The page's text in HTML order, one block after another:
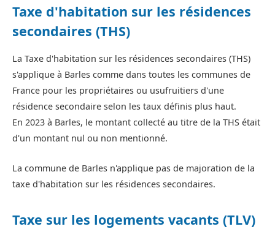
Taxe d'habitation sur les résidences
secondaires (THS)
La Taxe d'habitation sur les résidences secondaires (THS)
s'applique à Barles comme dans toutes les communes de
France pour les propriétaires ou usufruitiers d'une
résidence secondaire selon les taux définis plus haut.
En 2023 à Barles, le montant collecté au titre de la THS était
d'un montant nul ou non mentionné.
La commune de Barles n'applique pas de majoration de la
taxe d'habitation sur les résidences secondaires.
Taxe sur les logements vacants (TLV)